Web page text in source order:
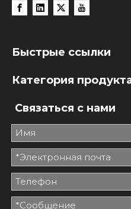
Быстрые ссылки
Категория
Связаться с нами